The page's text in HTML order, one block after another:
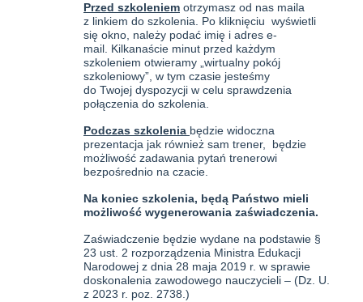
Przed szkoleniem otrzymasz od nas maila
z linkiem do szkolenia. Po kliknięciu wyświetli
się okno, należy podać imię i adres e-
mail. Kilkanaście minut przed każdym
szkoleniem otwieramy „wirtualny pokój
szkoleniowy”, w tym czasie jesteśmy
do Twojej dyspozycji w celu sprawdzenia
połączenia do szkolenia.
Podczas szkolenia będzie widoczna
prezentacja jak również sam trener, będzie
możliwość zadawania pytań trenerowi
bezpośrednio na czacie.
Na koniec szkolenia, będą Państwo mieli
możliwość wygenerowania zaświadczenia.
Zaświadczenie będzie wydane na podstawie §
23 ust. 2 rozporządzenia Ministra Edukacji
Narodowej z dnia 28 maja 2019 r. w sprawie
doskonalenia zawodowego nauczycieli – (Dz. U.
z 2023 r. poz. 2738.)